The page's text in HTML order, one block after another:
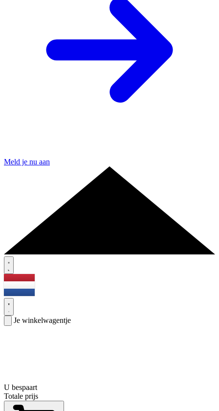
Meld je nu aan
Je winkelwagentje
U bespaart
Totale prijs